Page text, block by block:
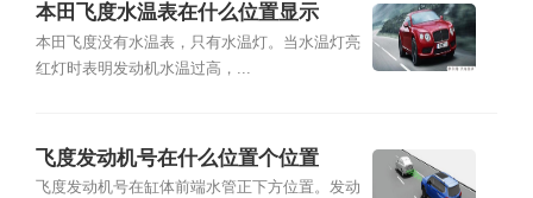
本田飞度水温表在什么位置显示
本田飞度没有水温表，只有水温灯。当水温灯亮
红灯时表明发动机水温过高，...
飞度发动机号在什么位置个位置
飞度发动机号在缸体前端水管正下方位置。发动